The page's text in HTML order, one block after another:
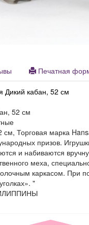
Печатная
Дикий кабан, 52 см
52 см
см, Торговая марка
призов.
и набиваются
меха,
каркасом. При
"